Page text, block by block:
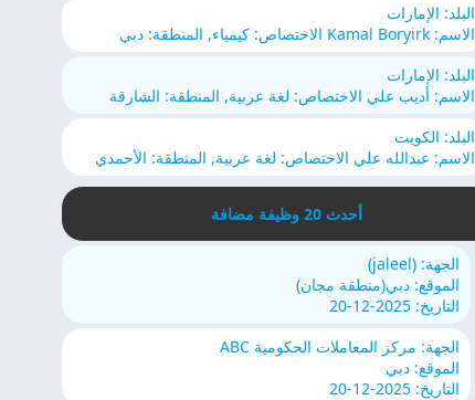
البلد: الإمارات
الاسم: Kamal Boryirk الاختصاص: كيمياء, المنطقة: دبي
البلد: الإمارات
الاسم: أديب علي الاختصاص: لغة عربية, المنطقة: الشارقة
البلد: الكويت
الاسم: عبدالله علي الاختصاص: لغة عربية, المنطقة: الأحمدي
أحدث 20 وظيفة مضافة
الجهة: (jaleel)
الموقع: دبي(منطقة مجان)
التاريخ: 2025-12-20
الجهة: مركز المعاملات الحكومية ABC
الموقع: دبي
التاريخ: 2025-12-20